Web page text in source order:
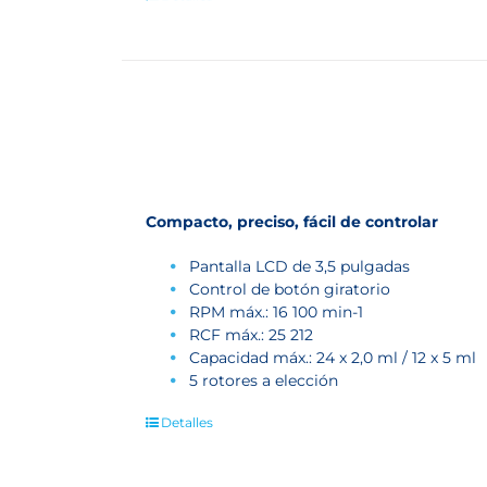
Compacto, preciso, fácil de controlar
Pantalla LCD de 3,5 pulgadas
Control de botón giratorio
RPM máx.: 16 100 min-1
RCF máx.: 25 212
Capacidad máx.: 24 x 2,0 ml / 12 x 5 ml
5 rotores a elección
Detalles